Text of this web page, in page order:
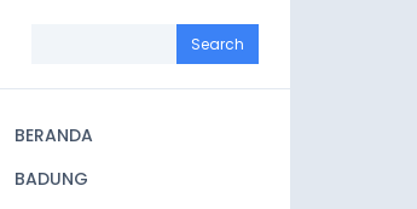
navigation
BERANDA
BADUNG